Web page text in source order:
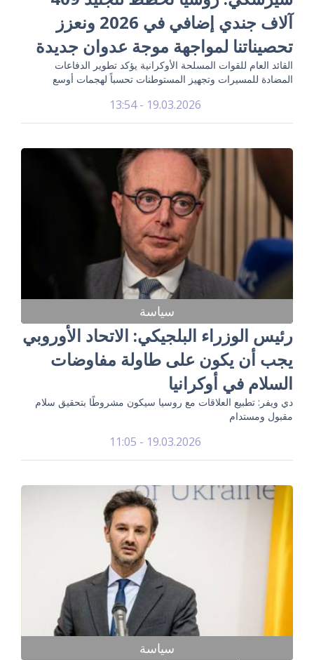
آلاف جندي إضافي في 2026 ونعزز
تحصيناتنا لمواجهة موجة عدوان جديدة
القائد العام للقوات المسلحة الأوكرانية يؤكد تطوير الدفاعات
المضادة للمسيرات وتجهيز المستوطنات تحسباً لهجمات أوسع
19.03.2026 - 13:54
سياسة
رئيس الوزراء البلجيكي: الاتحاد الأوروبي
يجب أن يكون على طاولة مفاوضات
السلام في أوكرانيا
دي ويفر: تطبيع العلاقات مع روسيا سيكون مشروطًا بتحقيق سلام
مقبول ومستدام
19.03.2026 - 11:05
سياسة